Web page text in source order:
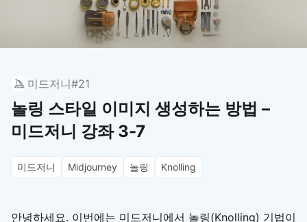
미드저니#21
놀링 스타일 이미지 생성하는 방법 –
미드저니 강좌 3-7
미드저니 Midjourney 놀링 Knolling
안녕하세요. 이번에는 미드저니에서 놀링(Knolling) 기법이